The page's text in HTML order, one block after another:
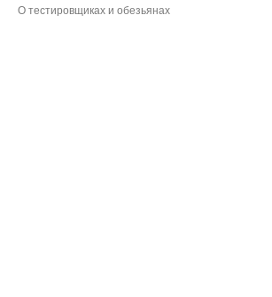
О тестировщиках и обезьянах